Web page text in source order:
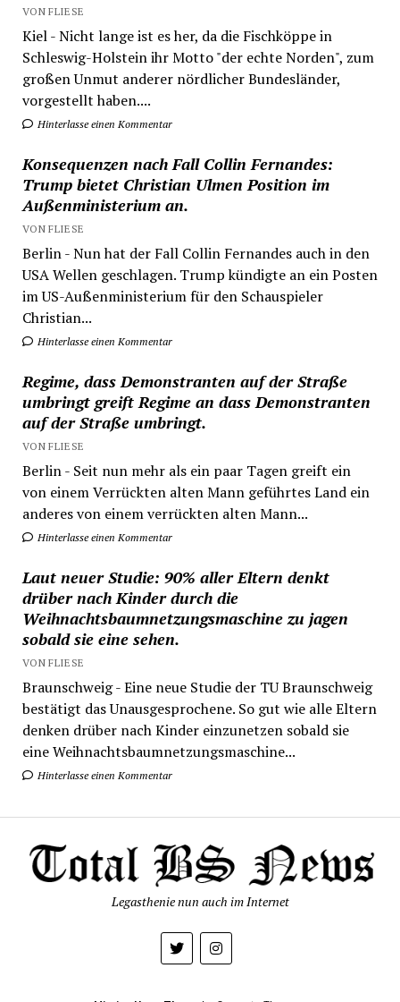
VON FLIESE
Kiel - Nicht lange ist es her, da die Fischköppe in
Schleswig-Holstein ihr Motto "der echte Norden", zum
großen Unmut anderer nördlicher Bundesländer,
vorgestellt haben....
Hinterlasse einen Kommentar
Konsequenzen nach Fall Collin Fernandes:
Trump bietet Christian Ulmen Position im
Außenministerium an.
VON FLIESE
Berlin - Nun hat der Fall Collin Fernandes auch in den
USA Wellen geschlagen. Trump kündigte an ein Posten
im US-Außenministerium für den Schauspieler
Christian...
Hinterlasse einen Kommentar
Regime, dass Demonstranten auf der Straße
umbringt greift Regime an dass Demonstranten
auf der Straße umbringt.
VON FLIESE
Berlin - Seit nun mehr als ein paar Tagen greift ein
von einem Verrückten alten Mann geführtes Land ein
anderes von einem verrückten alten Mann...
Hinterlasse einen Kommentar
Laut neuer Studie: 90% aller Eltern denkt
drüber nach Kinder durch die
Weihnachtsbaumnetzungsmaschine zu jagen
sobald sie eine sehen.
VON FLIESE
Braunschweig - Eine neue Studie der TU Braunschweig
bestätigt das Unausgesprochene. So gut wie alle Eltern
denken drüber nach Kinder einzunetzen sobald sie
eine Weihnachtsbaumnetzungsmaschine...
Hinterlasse einen Kommentar
Legasthenie nun auch im Internet